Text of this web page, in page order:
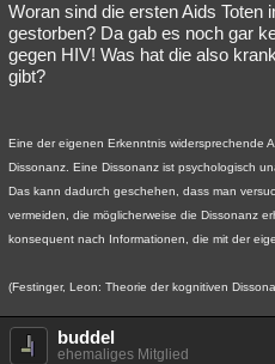
Woran sind die ersten Aids Toten
gestorben? Da gab es noch gar
gegen HIV! Was hat die also
gibt?
Eine der eigenen Erkenntnis widersprechende
Dissonanz. Eine Dissonanz ist psychologisch
Das kann dadurch geschehen, dass man
vermeiden, die möglicherweise die Dissonanz
konsequent nach Informationen, die mit der
(Festinger, Leon: Theorie der kognitiven
buddel
ehemaliges Mitglied